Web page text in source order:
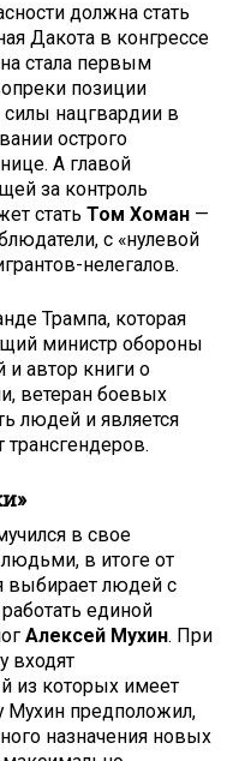
должна стать
Дакота в конгрессе
стала первым
позиции
силы нацгвардии в
острого
А главой
за контроль
стать Том Хоман —
с «нулевой
нелегалов.
Трампа, которая
министр обороны
и автор книги о
ветеран боевых
людей и является
в свое
в итоге от
выбирает людей с
единой
Алексей Мухин. При
входят
из которых имеет
Мухин предположил,
назначения новых